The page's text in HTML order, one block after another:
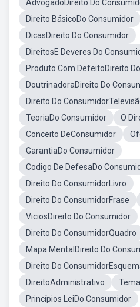
AdvogadoDireito Do
Direito BásicoDo Consumidor
DicasDireito Do Consumidor
DireitosE Deveres Do
Produto Com DefeitoDireito
DoutrinadoraDireito Do
Direito Do
TeoriaDo Consumidor
O
Conceito DeConsumidor
GarantiaDo Consumidor
Codigo De DefesaDo
Direito Do ConsumidorLivro
Direito Do ConsumidorFrase
ViciosDireito Do Consumidor
Direito Do ConsumidorQuadro
Mapa MentalDireito Do
Direito Do
DireitoAdministrativo
Princípios LeiDo Consumidor